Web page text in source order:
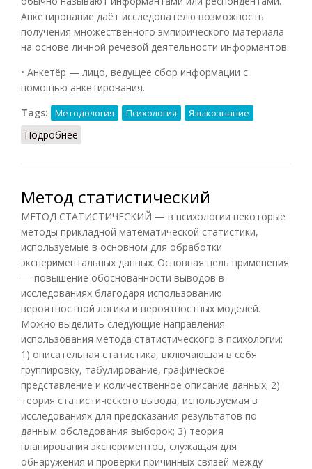
Анкетирование даёт исследователю возможность
получения множественного эмпирического материала
на основе личной речевой деятельности информантов.
• Анкетёр — лицо, ведущее сбор информации с
помощью анкетирования.
Tags:
Методология Психология Языкознание
Подробнее
Метод статистический
МЕТОД СТАТИСТИЧЕСКИЙ — в психологии некоторые
методы прикладной математической статистики,
используемые в основном для обработки
экспериментальных данных. Основная цель применения
— повышение обоснованности выводов в
исследованиях благодаря использованию
вероятностной логики и вероятностных моделей.
Можно выделить следующие направления
использования метода статистического в психологии:
1) описательная статистика, включающая в себя
группировку, табулирование, графическое
представление и количественное описание данных; 2)
теория статистического вывода, используемая в
исследованиях для предсказания результатов по
данным обследования выборок; 3) теория
планирования экспериментов, служащая для
обнаружения и проверки причинных связей между